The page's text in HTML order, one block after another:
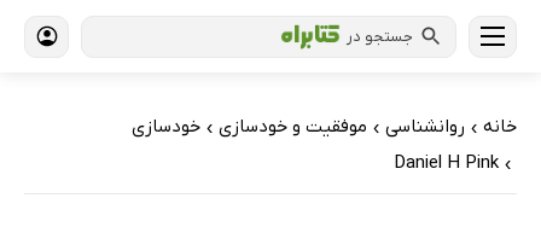
جستجو در
خانه › روانشناسی › موفقیت و خودسازی › خودسازی
›
Daniel H Pink